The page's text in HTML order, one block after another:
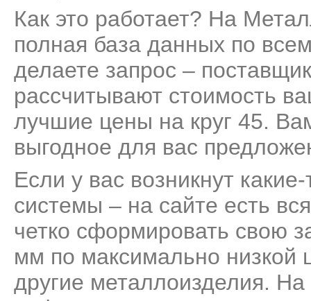
Как это работает? На
полная база данных по
делаете запрос –
рассчитывают стоимость
лучшие цены на круг 45.
выгодное для вас
Если у вас возникнут
системы – на сайте есть
четко сформировать свою
мм по максимально низкой
другие металлоизделия.